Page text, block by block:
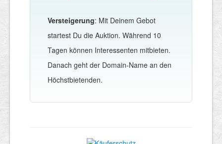
Versteigerung: Mit Deinem Gebot
startest Du die Auktion. Während 10
Tagen können Interessenten mitbieten.
Danach geht der Domain-Name an den
Höchstbietenden.